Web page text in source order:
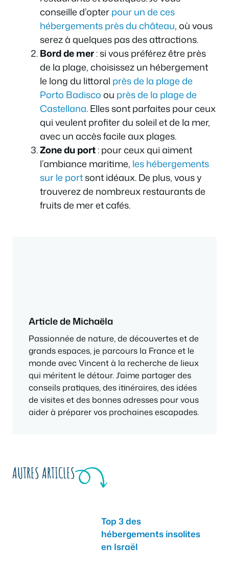
conseille d’opterpour un de ces
hébergements près du château, où vous
serez à quelques pas des attractions.
Bord de mer: si vous préférez être près
de la plage, choisissez un hébergement
le long du littoral près de la plage de
Porto Badiscoou près de la plage de
Castellana. Elles sont parfaites pour ceux
qui veulent profiter du soleil et de la mer,
avec un accès facile aux plages.
Zone du port: pour ceux qui aiment
l’ambiance maritime, les hébergements
sur le portsont idéaux. De plus, vous y
trouverez de nombreux restaurants de
fruits de mer et cafés.
Article de Michaëla
Passionnée de nature, de découvertes et de
grands espaces, je parcours la France et le
monde avec Vincent à la recherche de lieux
qui méritent le détour. J'aime partager des
conseils pratiques, des itinéraires, des idées
de visites et des bonnes adresses pour vous
aider à préparer vos prochaines escapades.
AUTRES ARTICLES
Top 3 des
hébergements insolites
en Israël